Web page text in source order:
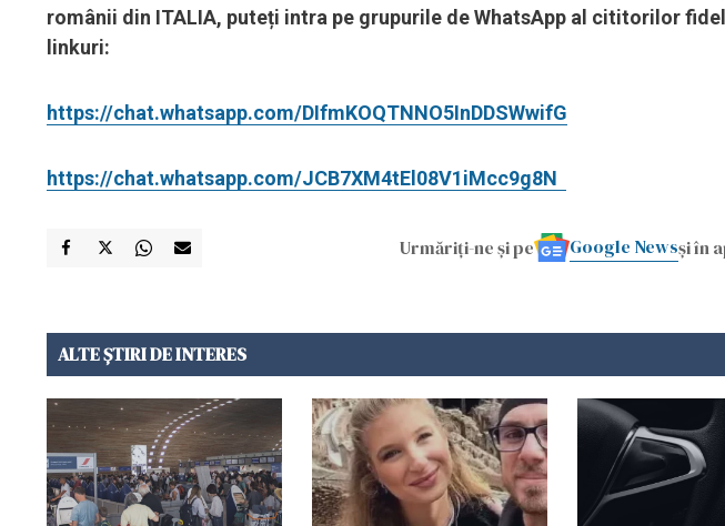
românii din ITALIA, puteți intra pe grupurile de WhatsApp al cititorilor
linkuri:
https://chat.whatsapp.com/DIfmKOQTNNO5InDDSWwifG
https://chat.whatsapp.com/JCB7XM4tEl08V1iMcc9g8N
Urmăriți-ne și pe Google Newsși în
ALTE ȘTIRI DE INTERES